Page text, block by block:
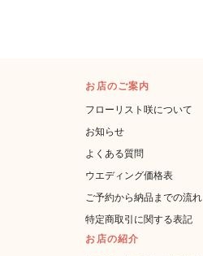
お店のご案内
フローリスト咲について
お知らせ
よくある質問
ウエディング価格表
ご予約から納品までの流れ
特定商取引に関する表記
お店の紹介